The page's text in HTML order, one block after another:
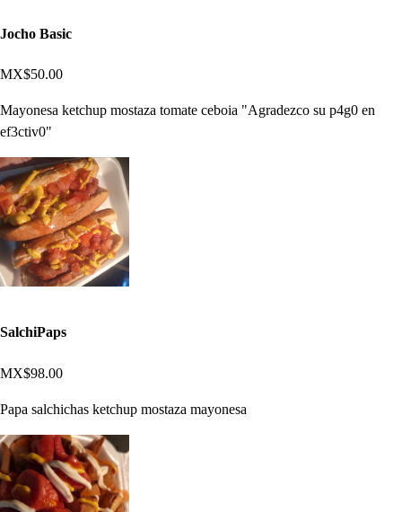
Jocho Basic
MX$50.00
Mayonesa ketchup mostaza tomate ceboia "Agradezco su p4g0 en
ef3ctiv0"
SalchiPaps
MX$98.00
Papa salchichas ketchup mostaza mayonesa